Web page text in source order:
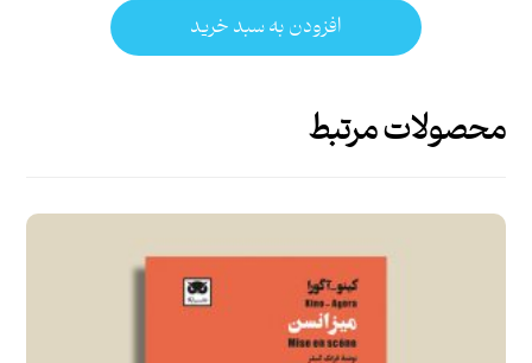
افزودن به سبد خرید
محصولات مرتبط